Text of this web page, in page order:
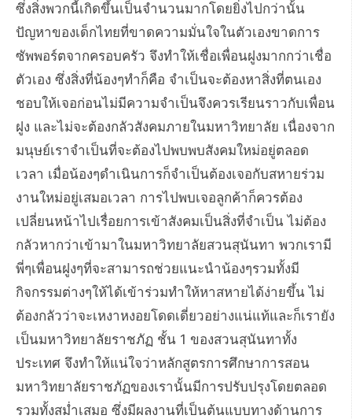
ซึ่งสิ่งพวกนี้เกิดขึ้นเป็นจำนวนมากโดยยิ่งไปกว่านั้น
ปัญหาของเด็กไทยที่ขาดความมั่นใจในตัวเองขาดการ
ซัพพอร์ตจากครอบครัว จึงทำให้เชื่อเพื่อนฝูงมากกว่าเชื่อ
ตัวเอง ซึ่งสิ่งที่น้องๆทำก็คือ จำเป็นจะต้องหาสิ่งที่ตนเอง
ชอบให้เจอก่อนไม่มีความจำเป็นจึงควรเรียนราวกับเพื่อน
ฝูง และไม่จะต้องกลัวสังคมภายในมหาวิทยาลัย เนื่องจาก
มนุษย์เราจำเป็นที่จะต้องไปพบพบสังคมใหม่อยู่ตลอด
เวลา เมื่อน้องๆดำเนินการก็จำเป็นต้องเจอกับสหายร่วม
งานใหม่อยู่เสมอเวลา การไปพบเจอลูกค้าก็ควรต้อง
เปลี่ยนหน้าไปเรื่อยการเข้าสังคมเป็นสิ่งที่จำเป็น ไม่ต้อง
กลัวหากว่าเข้ามาในมหาวิทยาลัยสวนสุนันทา พวกเรามี
พี่ๆเพื่อนฝูงๆที่จะสามารถช่วยแนะนำน้องๆรวมทั้งมี
กิจกรรมต่างๆให้ได้เข้าร่วมทำให้หาสหายได้ง่ายขึ้น ไม่
ต้องกลัวว่าจะเหงาหงอยโดดเดี่ยวอย่างแน่แท้และก็เรายัง
เป็นมหาวิทยาลัยราชภัฏ ชั้น 1 ของสวนสุนันทาทั้ง
ประเทศ จึงทำให้แน่ใจว่าหลักสูตรการศึกษาการสอน
มหาวิทยาลัยราชภัฏของเรานั้นมีการปรับปรุงโดยตลอด
รวมทั้งสม่ำเสมอ ซึ่งมีผลงานที่เป็นต้นแบบทางด้านการ